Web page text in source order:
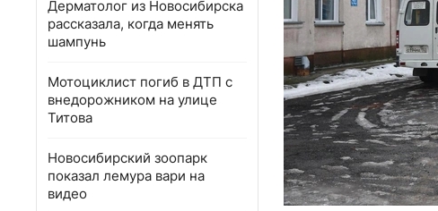
Дерматолог из Новосибирска
рассказала, когда менять
шампунь
Мотоциклист погиб в ДТП с
внедорожником на улице
Титова
Новосибирский зоопарк
показал лемура вари на
видео